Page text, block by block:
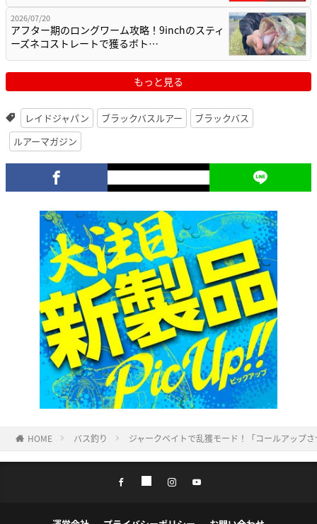
2026/07/20
アフター期のロングワーム攻略！9inchのスティ
ーズネコストレートで獲るボト…
もっと見る
レイドジャパン ブラックバスルアー
ブラックバス
ルアーマガジン
HOME バス釣り ジャークベイトで乱獲モード！「コールアップ